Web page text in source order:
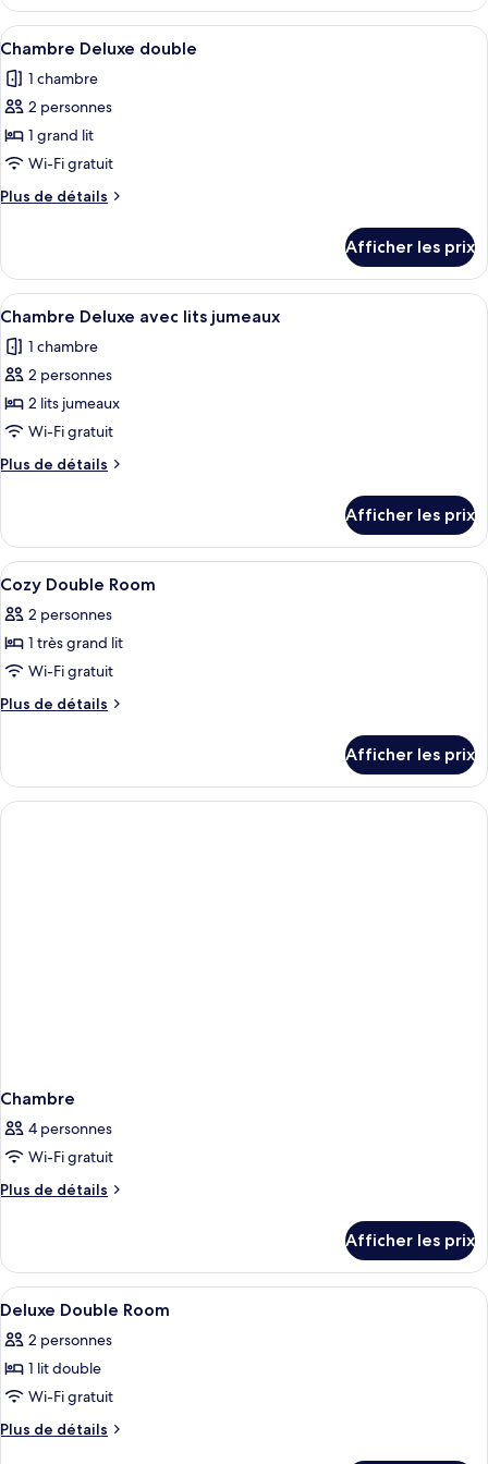
with
Sea
View
and
Hot
tub
Superior
Suite
with
View
and
tub
Afficher
toutes
les
photos
pour
ce
type
de
Chambre
Deluxe
double
Une chambre d’hôtel moderne,
24
Chambre Deluxe double
1 chambre
2 personnes
1 grand lit
Wi-Fi gratuit
Plus de détails
Plus
Chambre
Deluxe
double
Afficher les prix
Afficher
toutes
les
photos
pour
ce
type
de
Chambre
Deluxe
avec
lits
jumeaux
Une chambre moderne avec deux
16
Chambre Deluxe avec lits jumeaux
1 chambre
2 personnes
2 lits jumeaux
Wi-Fi gratuit
Plus de détails
Plus
Chambre
Deluxe
avec
jumeaux
Afficher les prix
Afficher
toutes
les
photos
pour
ce
chambre :
Cozy
Double
Une chambre à coucher au style
19
Cozy Double Room
2 personnes
1 très grand lit
Wi-Fi gratuit
Plus de détails
Plus
Cozy
Double
Room
Afficher les prix
Chambre
4 personnes
Wi-Fi gratuit
Plus de détails
Plus
Chambre
Afficher les prix
Afficher
toutes
les
photos
pour
ce
Une chambre moderne équipée
15
Deluxe Double Room
2 personnes
1 lit double
Wi-Fi gratuit
Plus de détails
Plus